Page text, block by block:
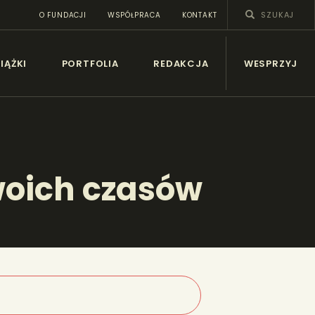
O FUNDACJI WSPÓŁPRACA KONTAKT
PORTFOLIA REDAKCJA WESPRZYJ
czasów